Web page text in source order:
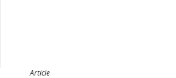
Article